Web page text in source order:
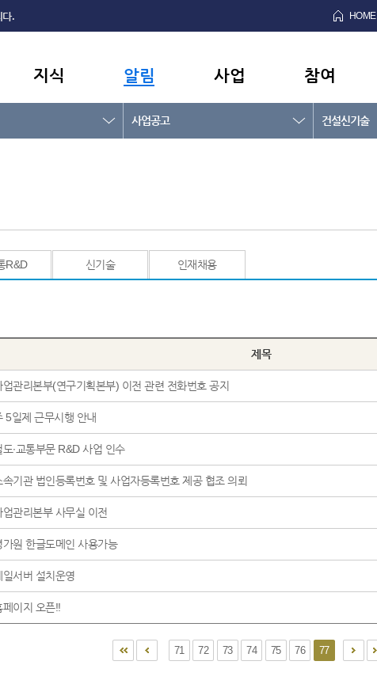
다. HOME
지식 알림 사업 참여
사업공고 건설신기술
R&D 신기술 인재채용
제목
업관리본부(연구기획본부) 이전 관련 전화번호 공지
5일제 근무시행 안내
도∙교통부문 R&D 사업 인수
속기관 법인등록번호 및 사업자등록번호 제공 협조 의뢰
업관리본부 사무실 이전
가원 한글도메인 사용가능
일서버 설치운영
페이지 오픈!!
71 72 73 74 75 76 77